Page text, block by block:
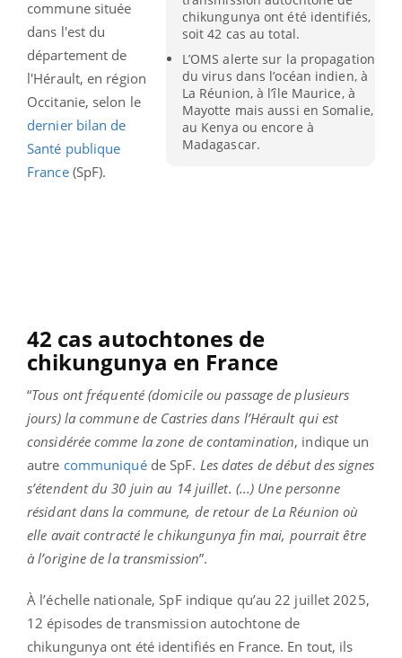
chikungunya ont été identifiés,
soit 42 cas au total.
L’OMS alerte sur la propagation
du virus dans l’océan indien, à
La Réunion, à l’île Maurice, à
Mayotte mais aussi en Somalie,
au Kenya ou encore à
Madagascar.
commune située
dans l'est du
département de
l'Hérault, en région
Occitanie, selon le
dernier bilan de
Santé publique
France(SpF).
42 cas autochtones de
chikungunya en France
“Tous ont fréquenté (domicile ou passage de plusieurs
jours) la commune de Castries dans l’Hérault qui est
considérée comme la zone de contamination, indique un
autre communiquéde SpF. Les dates de début des signes
s’étendent du 30 juin au 14 juillet. (...) Une personne
résidant dans la commune, de retour de La Réunion où
elle avait contracté le chikungunya fin mai, pourrait être
à l’origine de la transmission”.
À l’échelle nationale, SpF indique qu’au 22 juillet 2025,
12 épisodes de transmission autochtone de
chikungunya ont été identifiés en France. En tout, ils